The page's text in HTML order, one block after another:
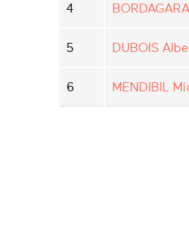
4
5 DUBOIS
6 MENDIBIL